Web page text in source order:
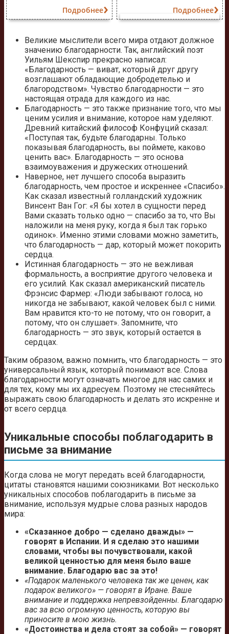
Подробнее Подробнее
Великие мыслители всего мира отдают должное
значению благодарности. Так, английский поэт
Уильям Шекспир прекрасно написал:
«Благодарность — виват, который друг другу
возглашают обладающие добродетелью и
благородством». Чувство благодарности — это
настоящая отрада для каждого из нас.
Благодарность — это также признание того, что мы
ценим усилия и внимание, которое нам уделяют.
Древний китайский философ Конфуций сказал:
«Поступая так, будьте благодарны. Только
показывая благодарность, вы поймете, каково
ценить вас». Благодарность — это основа
взаимоуважения и дружеских отношений.
Наверное, нет лучшего способа выразить
благодарность, чем простое и искреннее «Спасибо».
Как сказал известный голландский художник
Винсент Ван Гог: «Я бы хотел в сущности перед
Вами сказать только одно — спасибо за то, что Вы
наложили на меня руку, когда я был так горько
одинок». Именно этими словами можно заметить,
что благодарность — дар, который может покорить
сердца.
Истинная благодарность — это не вежливая
формальность, а восприятие другого человека и
его усилий. Как сказал американский писатель
Фрэнсис Фармер: «Люди забывают голоса, но
никогда не забывают, какой человек был с ними.
Вам нравится кто-то не потому, что он говорит, а
потому, что он слушает». Запомните, что
благодарность — это звук, который остается в
сердцах.
Таким образом, важно помнить, что благодарность — это
универсальный язык, который понимают все. Слова
благодарности могут означать многое для нас самих и
для тех, кому мы их адресуем. Поэтому не стесняйтесь
выражать свою благодарность и делать это искренне и
от всего сердца.
Уникальные способы поблагодарить в
письме за внимание
Когда слова не могут передать всей благодарности,
цитаты становятся нашими союзниками. Вот несколько
уникальных способов поблагодарить в письме за
внимание, используя мудрые слова разных народов
мира:
«Сказанное добро — сделано дважды» —
говорят в Испании. И я сделаю это нашими
словами, чтобы вы почувствовали, какой
великой ценностью для меня было ваше
внимание. Благодарю вас за это!
«Подарок маленького человека так же ценен, как
подарок великого» — говорят в Иране. Ваше
внимание и поддержка непревзойденны. Благодарю
вас за всю огромную ценность, которую вы
приносите в мою жизнь.
«Достоинства и дела стоят за собой» — говорят